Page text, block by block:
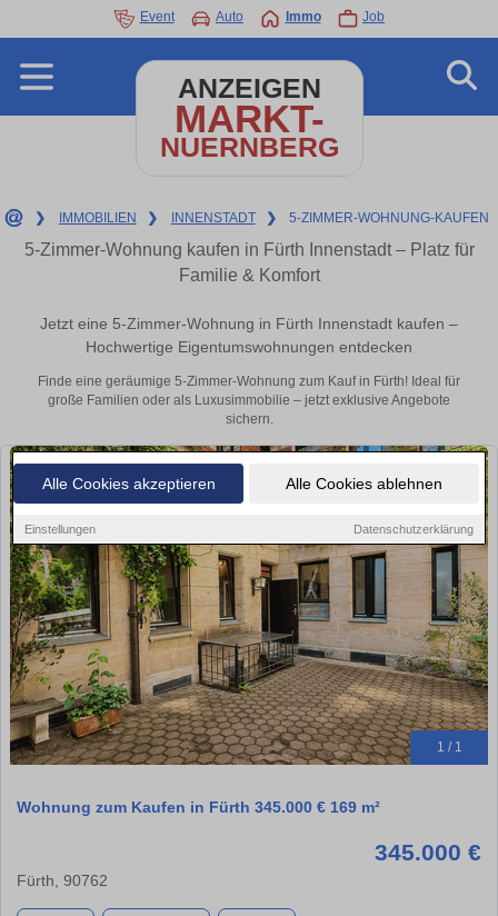
Alle Cookies akzeptieren Alle Cookies ablehnen
Einstellungen Datenschutzerklärung
Event Auto Immo Job
ANZEIGEN
MARKT-
NUERNBERG
❯ IMMOBILIEN ❯ INNENSTADT ❯ 5-ZIMMER-WOHNUNG-KAUFEN
5-Zimmer-Wohnung kaufen in Fürth Innenstadt – Platz für
Familie & Komfort
Jetzt eine 5-Zimmer-Wohnung in Fürth Innenstadt kaufen –
Hochwertige Eigentumswohnungen entdecken
Finde eine geräumige 5-Zimmer-Wohnung zum Kauf in Fürth! Ideal für
große Familien oder als Luxusimmobilie – jetzt exklusive Angebote
sichern.
1 / 1
Wohnung zum Kaufen in Fürth 345.000 € 169 m²
345.000 €
Fürth, 90762